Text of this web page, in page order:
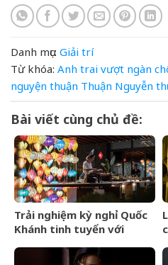
Danh mục: Giải trí
Từ khóa: Anh trai vượt ngàn
nguyện thuận Thuận Nguyễn
Bài viết cùng chủ đề:
Trải nghiệm kỳ nghỉ Quốc
Khánh tinh tuyển với